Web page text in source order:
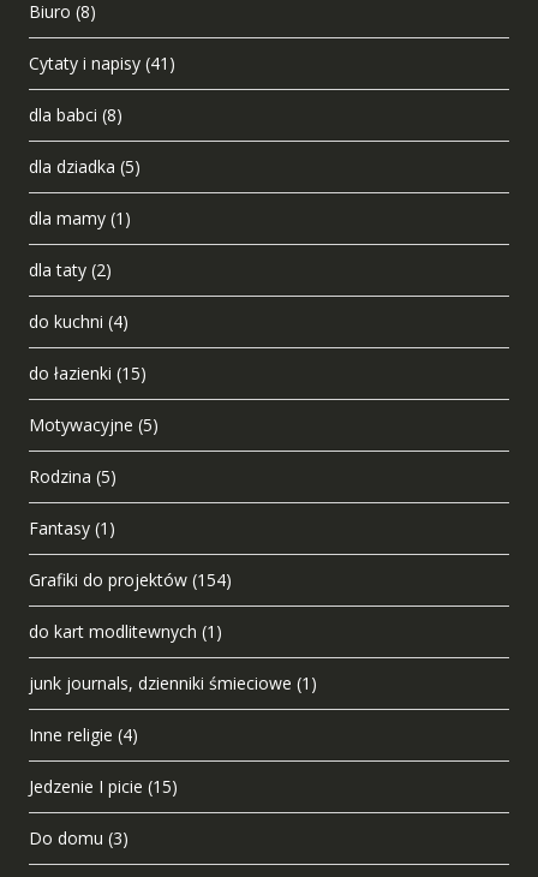
Biuro (8)
Cytaty i napisy (41)
dla babci (8)
dla dziadka (5)
dla mamy (1)
dla taty (2)
do kuchni (4)
do łazienki (15)
Motywacyjne (5)
Rodzina (5)
Fantasy (1)
Grafiki do projektów (154)
do kart modlitewnych (1)
junk journals, dzienniki śmieciowe (1)
Inne religie (4)
Jedzenie I picie (15)
Do domu (3)